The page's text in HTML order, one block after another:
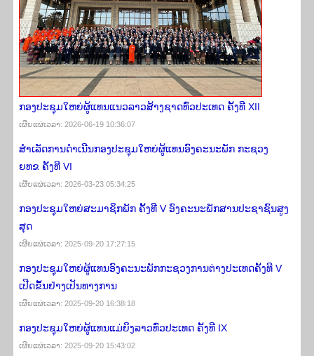
ກອງປະຊຸມໃຫຍ່ຜູ້ແທນແນວລາວສ້າງຊາດທົ່ວປະເທດ ຄັ້ງທີ XII
ເຜີຍ​ແຜ່​ເວ​ລາ: 2026-06-19 10:36:07
ສຳເລັດການດຳເນີນກອງປະຊຸມໃຫຍ່ຜູ້ແທນອົງຄະນະພັກ ກະຊວງ
ຍທຂ ຄັ້ງທີ VI
ເຜີຍ​ແຜ່​ເວ​ລາ: 2026-03-23 05:34:25
ກອງ​ປະຊຸມ​​ໃຫຍ່ສະມາຊິກພັກ ຄັ້ງ​ທີ V ອົງຄະ​ນະພັກສາ​ນປະຊາຊົນ​ສູງ​
ສຸດ
ເຜີຍ​ແຜ່​ເວ​ລາ: 2025-09-20 17:27:15
ກອງປະຊຸມໃຫຍ່ຜູ້ແທນອົງຄະນະພັກກະຊວງການຕ່າງປະເທດຄັ້ງທີ V
ເປີດຂຶ້ນຢ່າງເປັນທາງການ
ເຜີຍ​ແຜ່​ເວ​ລາ: 2025-09-20 16:38:18
ກອງປະຊຸມໃຫຍ່ຜູ້ແທນແມ່ຍິງລາວທົ່ວປະເທດ ຄັ້ງທີ IX
ເຜີຍ​ແຜ່​ເວ​ລາ: 2025-09-20 15:43:02